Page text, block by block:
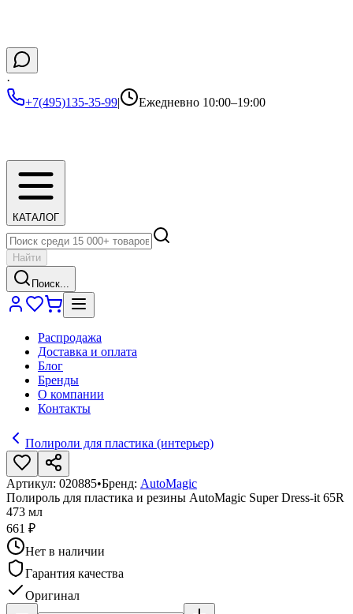
·
+7(495)135-35-99| Ежедневно 10:00–19:00
КАТАЛОГ
Найти
Поиск...
Распродажа
Доставка и оплата
Блог
Бренды
О компании
Контакты
Полироли для пластика (интерьер)
Артикул: 020885•Бренд: AutoMagic
Полироль для пластика и резины AutoMagic Super Dress-it 65R
473 мл
661 ₽
Нет в наличии
Гарантия качества
Оригинал